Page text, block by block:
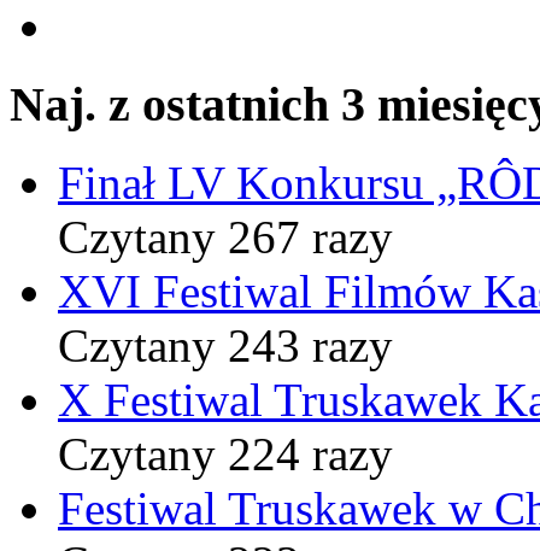
Naj. z ostatnich 3
Finał LV Konkursu
Czytany 267 razy
XVI Festiwal Filmów
Czytany 243 razy
X Festiwal Truskawek
Czytany 224 razy
Festiwal Truskawek w